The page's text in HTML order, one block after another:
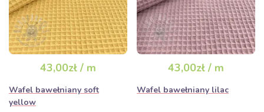
43,00zł / m
Wafel bawełniany soft
yellow
43,00zł / m
Wafel bawełniany lilac